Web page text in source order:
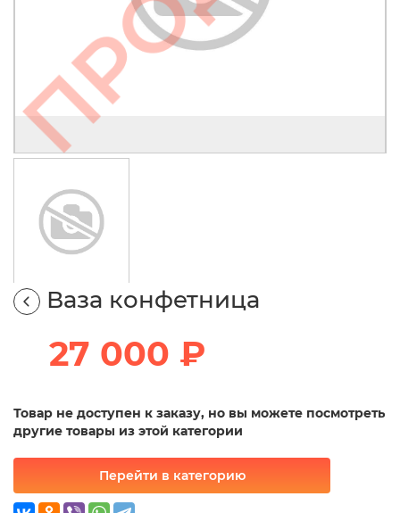
Ваза конфетница
27 000 ₽
Товар не доступен к заказу, но вы можете посмотреть
другие товары из этой категории
Перейти в категорию